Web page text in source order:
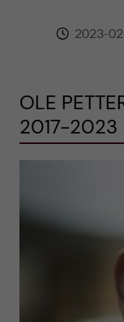
2023-
OLE
2017-2023